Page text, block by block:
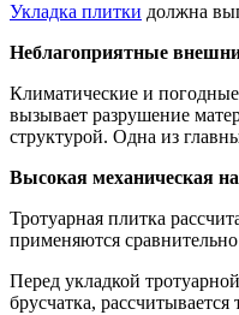
Укладка плитки должна
Неблагоприятные
Климатические и
вызывает разрушение
структурой. Одна из
Высокая механическая
Тротуарная плитка
применяются
Перед укладкой
брусчатка,